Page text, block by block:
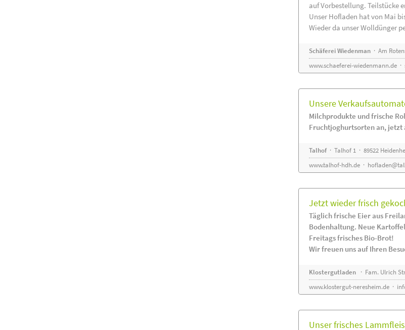
auf Vorbestellung. Teilstücke
Unser Hofladen hat von Mai
Wieder da unser Wolldünger
Schäferei Wiedenman· Am
www.schaeferei-wiedenmann.de·
Unsere
Milchprodukte und frische
Fruchtjoghurtsorten an, jetzt
Talhof· Talhof 1 · 89522
www.talhof-hdh.de·
Jetzt wieder frisch
Täglich frische Eier aus
Bodenhaltung. Neue
Freitags frisches Bio-Brot!
Wir freuen uns auf Ihren
Klostergutladen · Fam. Ulrich
www.klostergut-neresheim.de·
Unser frisches